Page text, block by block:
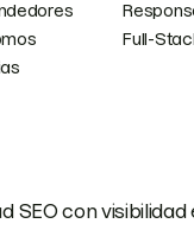
Full-
SEO con visibilidad